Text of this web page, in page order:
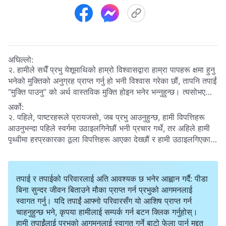
अघिल्लो:
२. हामीले सधैँ प्रभु येशूमाथिको हाम्रो विश्‍वासद्वारा हाम्रा पापहरू क्षमा हुनु
भनेको मुक्तिको अनुग्रह प्राप्त गर्नु हो भनी विश्‍वास गरेका छौं, तापनि तपाईं
“मुक्ति पाउनु” को अर्थ वास्तविक मुक्ति होइन भनेर भन्‍नुहुन्छ। त्यसोभए
मुक्ति पाउनुको अर्थ के हो, र पूर्ण रूपमा मुक्ति पाउनु भनेको के हो? मुक्ति
पाउनु र पूर्ण रूपमा मुक्ति पाउनुबिचको मुख्य भिन्नता के हो?
अर्को:
२. पहिले, पाष्टरहरूले प्रायजसो, जब प्रभु आउनुहुन्छ, हामी विपत्तिहरू
आउनुभन्दा पहिले स्वर्गमा उठाइलगिनेछौं भनी प्रचार गर्थे, तर अहिले हामी
पृथ्वीमा हरप्रकारका ठूला विपत्तिहरू आएका देख्छौं र हामी उठाइलगिएका
आउनुभएको छैन, प्रभु विपत्तिहरूको बीचमा हामीकहाँ देखापर्नुहुनेछ, र
विपत्तिहरूको बीचमा हामी उठाइएर स्वर्गमा लगिनेछौं। मैले यो कुरा बुझेको
छैन: हामी विपत्तिहरूभन्दा पहिले, कि विपत्तिहरूको बीचमा उठाइलगिनेछौं?
तपाई र तपाईको परिवारलाई अति आवश्यक छ भनेर आह्वान गर्दै: पीडा
बिना सुन्दर जीवन बिताउने मौका प्राप्त गर्न प्रभुको आगमनलाई
स्वागत गर्नु। यदि तपाईं आफ्नो परिवारसँग यो आशिष प्राप्त गर्न
चाहनुहुन्छ भने, कृपया हामीलाई सम्पर्क गर्न बटन क्लिक गर्नुहोस्।
हामी तपाईंलाई प्रभुको आगमनलाई स्वागत गर्ने बाटो फेला पार्न मद्दत